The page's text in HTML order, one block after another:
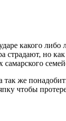
какого
страдают, но
же
чтобы